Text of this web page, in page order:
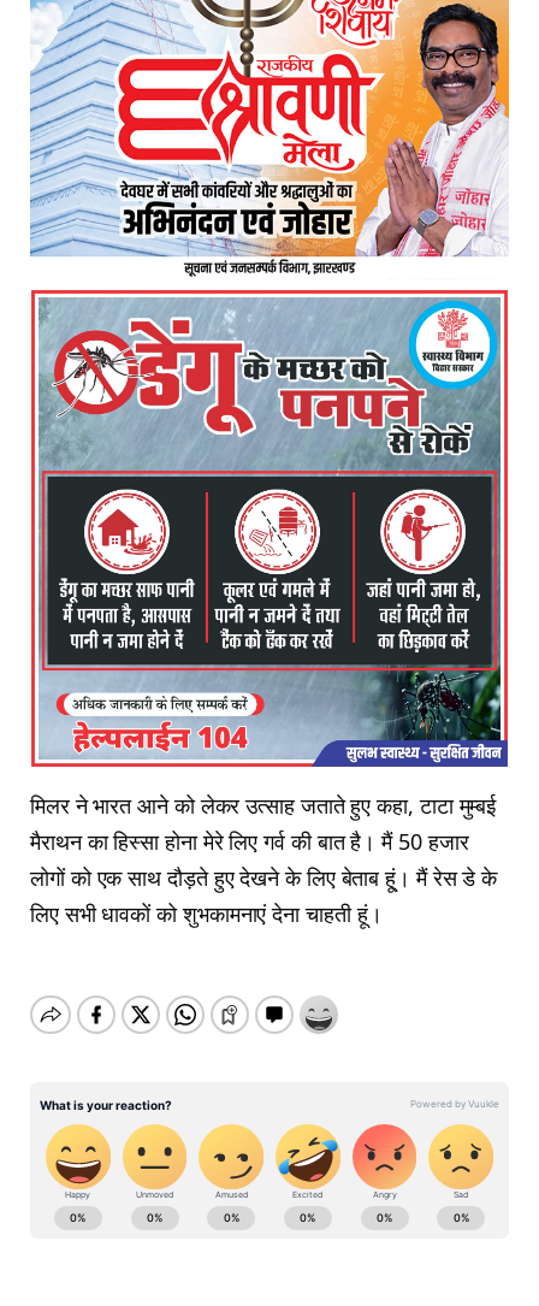
मिलर ने भारत आने को लेकर उत्साह जताते हुए कहा, टाटा मुम्बई
मैराथन का हिस्सा होना मेरे लिए गर्व की बात है। मैं 50 हजार
लोगों को एक साथ दौड़ते हुए देखने के लिए बेताब हू्ं। मैं रेस डे के
लिए सभी धावकों को शुभकामनाएं देना चाहती हूं।